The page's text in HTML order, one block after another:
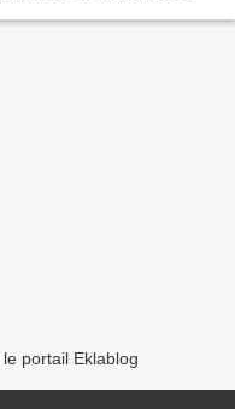
portail Eklablog